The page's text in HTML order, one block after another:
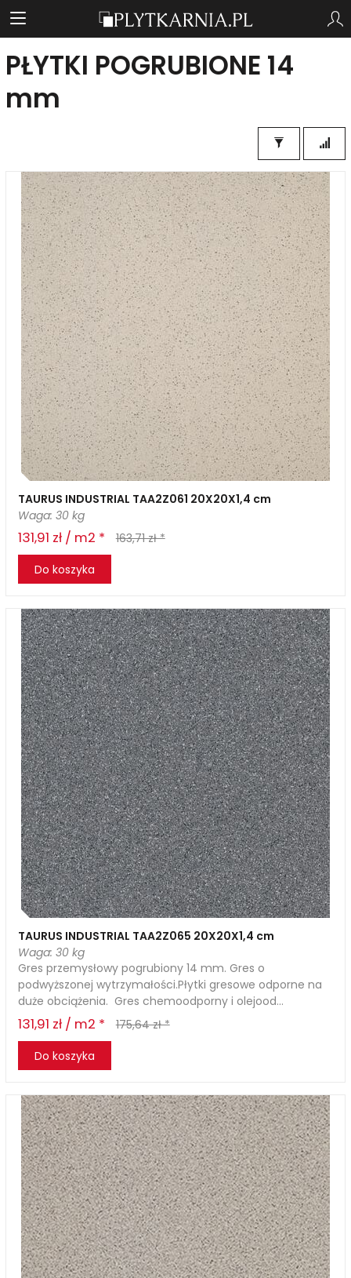
PŁYTKI POGRUBIONE 14
mm
TAURUS INDUSTRIAL TAA2Z061 20X20X1,4 cm
Waga: 30 kg
131,91 zł / m2 *
163,71 zł *
Do koszyka
TAURUS INDUSTRIAL TAA2Z065 20X20X1,4 cm
Waga: 30 kg
Gres przemysłowy pogrubiony 14 mm. Gres o
podwyższonej wytrzymałości.Płytki gresowe odporne na
duże obciążenia. Gres chemoodporny i olejood...
131,91 zł / m2 *
175,64 zł *
Do koszyka